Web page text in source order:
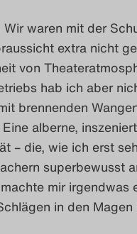
waren mit der
extra nicht
von
hab ich aber
brennenden
alberne,
– die, wie ich erst
superbewusst
mir irgendwas
in den